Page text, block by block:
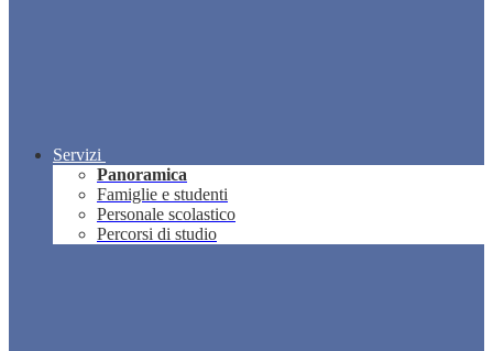
Servizi
Panoramica
Famiglie e studenti
Personale scolastico
Percorsi di studio